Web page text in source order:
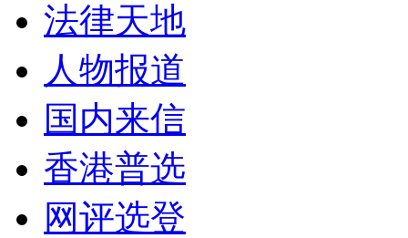
法律天地
人物报道
国内来信
香港普选
网评选登